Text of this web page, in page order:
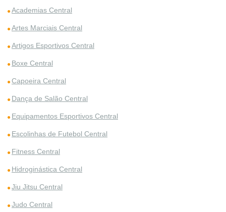
Academias Central
Artes Marciais Central
Artigos Esportivos Central
Boxe Central
Capoeira Central
Dança de Salão Central
Equipamentos Esportivos Central
Escolinhas de Futebol Central
Fitness Central
Hidroginástica Central
Jiu Jitsu Central
Judo Central